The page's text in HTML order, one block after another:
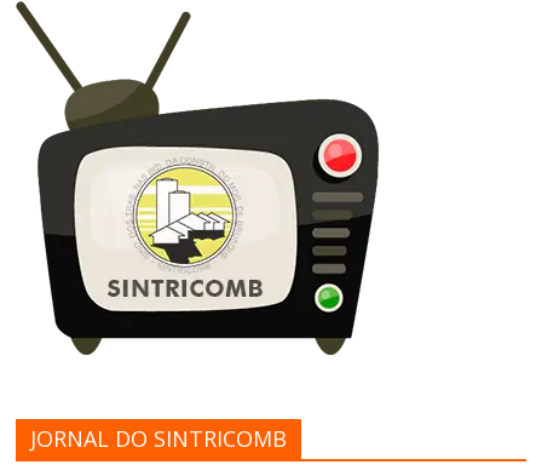
JORNAL DO SINTRICOMB